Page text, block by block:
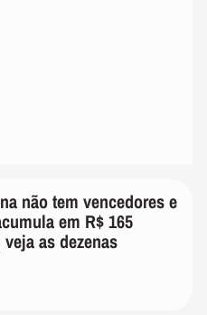
não tem vencedores e
em R$ 165
as dezenas